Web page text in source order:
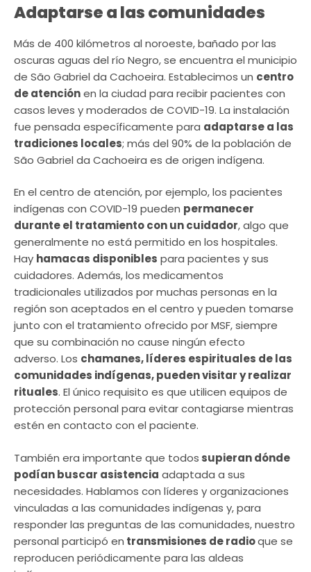
Adaptarse a las comunidades
Más de 400 kilómetros al noroeste, bañado por las
oscuras aguas del río Negro, se encuentra el municipio
de São Gabriel da Cachoeira. Establecimos un centro
de atenciónen la ciudad para recibir pacientes con
casos leves y moderados de COVID-19. La instalación
fue pensada específicamente para adaptarse a las
tradiciones locales; más del 90% de la población de
São Gabriel da Cachoeira es de origen indígena.
En el centro de atención, por ejemplo, los pacientes
indígenas con COVID-19 pueden permanecer
durante el tratamiento con un cuidador, algo que
generalmente no está permitido en los hospitales.
Hay hamacas disponibles para pacientes y sus
cuidadores. Además, los medicamentos
tradicionales utilizados por muchas personas en la
región son aceptados en el centro y pueden tomarse
junto con el tratamiento ofrecido por MSF, siempre
que su combinación no cause ningún efecto
adverso. Los chamanes, líderes espirituales de las
comunidades indígenas, pueden visitar y realizar
rituales. El único requisito es que utilicen equipos de
protección personal para evitar contagiarse mientras
estén en contacto con el paciente.
También era importante que todos supieran dónde
podían buscar asistencia adaptada a sus
necesidades. Hablamos con líderes y organizaciones
vinculadas a las comunidades indígenas y, para
responder las preguntas de las comunidades, nuestro
personal participó en transmisiones de radioque se
reproducen periódicamente para las aldeas